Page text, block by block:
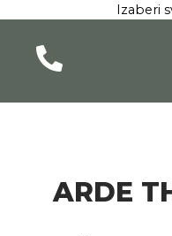
sadržaj
Izaberi
ARDE